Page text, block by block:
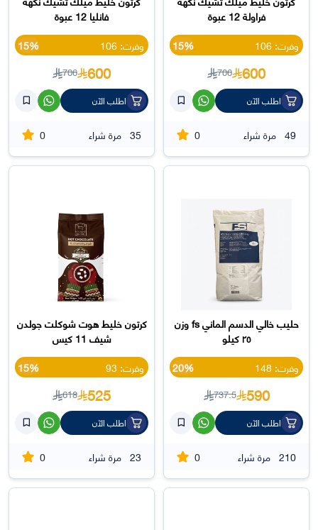
فراولة 12 عبوة
وفرت: 106
15%
600
706
اطلب الآن
49 مرة شراء 0
فانليا 12 عبوة
وفرت: 106
15%
600
706
اطلب الآن
35 مرة شراء 0
حليب خالي الدسم الماني fs وزن
٢٥ كيلو
وفرت: 148
20%
590
737.5
اطلب الآن
210 مرة شراء 0
كرتون خليط هوت شوكلت جولدن
شيف 11 كيس
وفرت: 93
15%
525
618
اطلب الآن
23 مرة شراء 0